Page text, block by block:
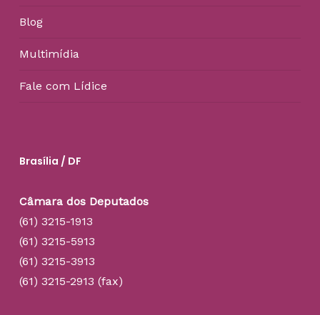
Blog
Multimídia
Fale com Lídice
Brasília / DF
Câmara dos Deputados
(61) 3215-1913
(61) 3215-5913
(61) 3215-3913
(61) 3215-2913 (fax)